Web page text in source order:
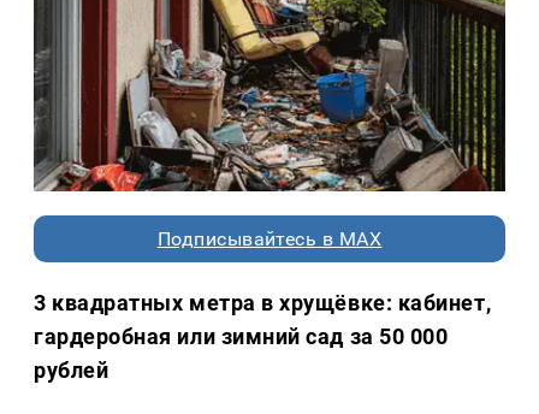
Подписывайтесь в MAX
3 квадратных метра в хрущёвке: кабинет,
гардеробная или зимний сад за 50 000
рублей